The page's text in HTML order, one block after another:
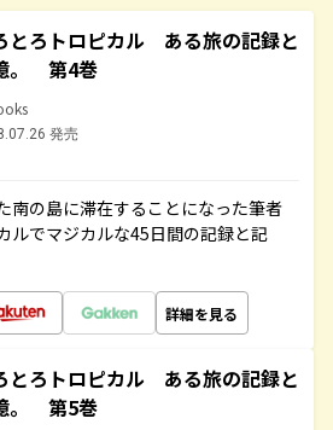
とろトロピカル ある旅の記録と
。 第4巻
発売
南の島に滞在することになった筆者
ルでマジカルな45日間の記録と記
詳細を見る
とろトロピカル ある旅の記録と
。 第5巻